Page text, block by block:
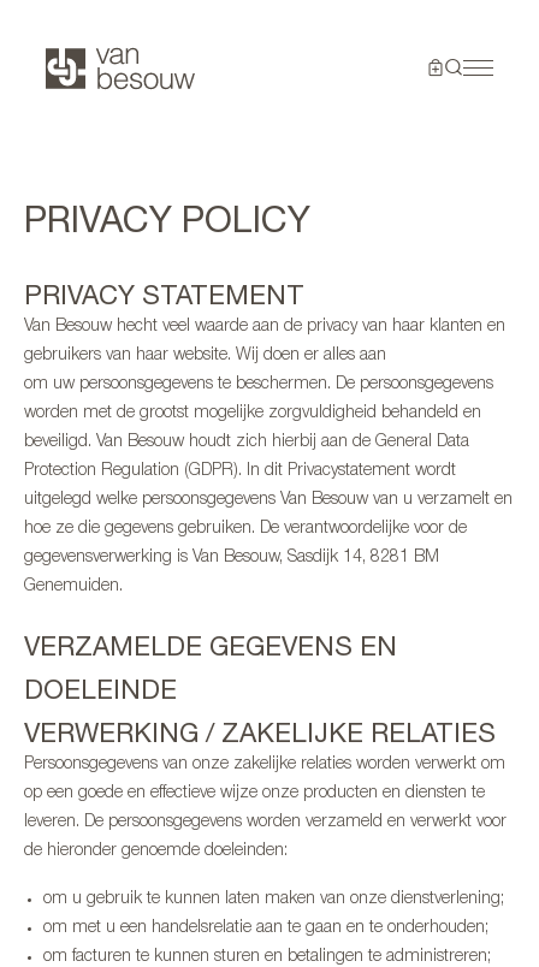
PRIVACY POLICY
PRIVACY STATEMENT
Van Besouw hecht veel waarde aan de privacy van haar klanten en
gebruikers van haar website. Wij doen er alles aan
om uw persoonsgegevens te beschermen. De persoonsgegevens
worden met de grootst mogelijke zorgvuldigheid behandeld en
beveiligd. Van Besouw houdt zich hierbij aan de General Data
Protection Regulation (GDPR). In dit Privacystatement wordt
uitgelegd welke persoonsgegevens Van Besouw van u verzamelt en
hoe ze die gegevens gebruiken. De verantwoordelijke voor de
gegevensverwerking is Van Besouw, Sasdijk 14, 8281 BM
Genemuiden.
VERZAMELDE GEGEVENS EN
DOELEINDE
VERWERKING / ZAKELIJKE RELATIES
Persoonsgegevens van onze zakelijke relaties worden verwerkt om
op een goede en effectieve wijze onze producten en diensten te
leveren. De persoonsgegevens worden verzameld en verwerkt voor
de hieronder genoemde doeleinden:
om u gebruik te kunnen laten maken van onze dienstverlening;
om met u een handelsrelatie aan te gaan en te onderhouden;
om facturen te kunnen sturen en betalingen te administreren;